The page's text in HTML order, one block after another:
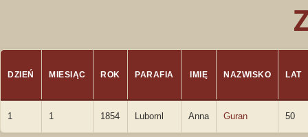
DZIEŃ MIESIĄC ROK PARAFIA IMIĘ NAZWISKO LAT
1 1 1854 Luboml Anna Guran 50